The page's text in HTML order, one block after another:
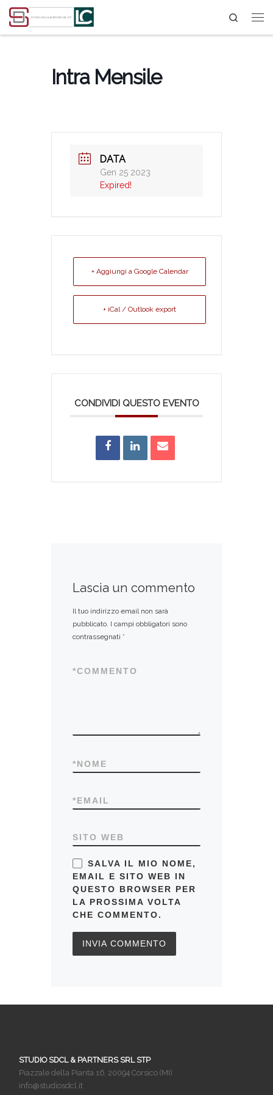
Passa al contenuto Search
Intra Mensile
DATA
Gen 25 2023
Expired!
+ Aggiungi a Google Calendar
+ iCal / Outlook export
CONDIVIDI QUESTO EVENTO
Lascia un commento
Il tuo indirizzo email non sarà
pubblicato. I campi obbligatori sono
contrassegnati *
COMMENTO
*
NOME
*
EMAIL
*
SITO WEB
SALVA IL MIO NOME,
EMAIL E SITO WEB IN
QUESTO BROWSER PER
LA PROSSIMA VOLTA
CHE COMMENTO.
STUDIO SDCL & PARTNERS SRL STP
Piazzale della Pianta 16, 20094 Corsico (MI)
info@studiosdcl.it